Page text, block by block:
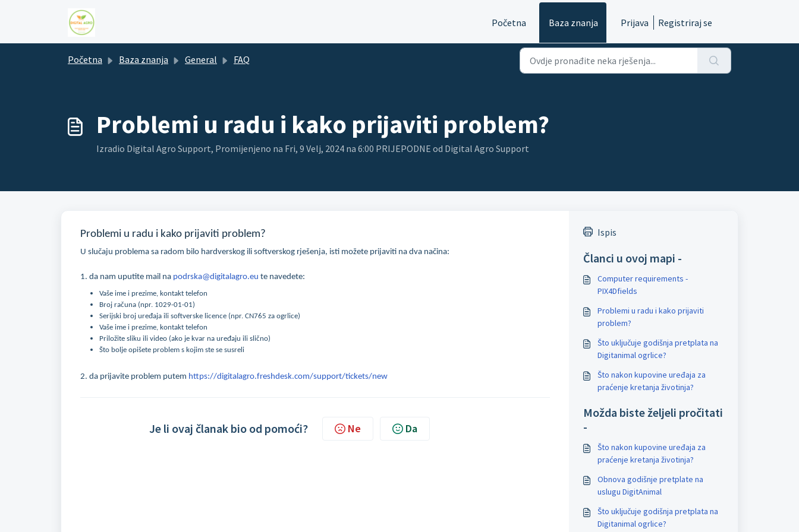
Početna
Baza znanja Prijava Registriraj se
Početna Baza znanja General FAQ
Problemi u radu i kako prijaviti problem?
Izradio Digital Agro Support, Promijenjeno na Fri, 9 Velj, 2024 na 6:00 PRIJEPODNE od Digital Agro Support
Problemi u radu i kako prijaviti problem?
U slučaju problema sa radom bilo hardverskog ili softverskog rješenja, isti možete prijaviti na dva načina:
1. da nam uputite mail na podrska@digitalagro.eu te navedete:
Vaše ime i prezime, kontakt telefon
Broj računa (npr. 1029-01-01)
Serijski broj uređaja ili softverske licence (npr. CN765 za ogrlice)
Vaše ime i prezime, kontakt telefon
Priložite sliku ili video (ako je kvar na uređaju ili slično)
Što bolje opišete problem s kojim ste se susreli
2. da prijavite problem putem https://digitalagro.freshdesk.com/support/tickets/new
Je li ovaj članak bio od pomoći? Ne Da
Ispis
Članci u ovoj mapi -
Computer requirements -
PIX4Dfields
Problemi u radu i kako prijaviti
problem?
Što uključuje godišnja pretplata na
Digitanimal ogrlice?
Što nakon kupovine uređaja za
praćenje kretanja životinja?
Možda biste željeli pročitati
-
Što nakon kupovine uređaja za
praćenje kretanja životinja?
Obnova godišnje pretplate na
uslugu DigitAnimal
Što uključuje godišnja pretplata na
Digitanimal ogrlice?